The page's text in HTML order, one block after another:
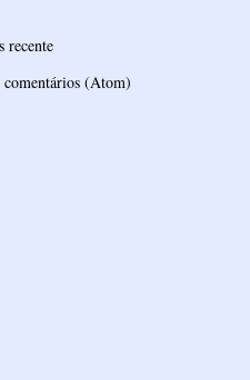
recente
comentários (Atom)